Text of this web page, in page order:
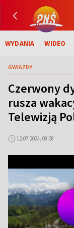
WYDANIA WIDEO
GWIAZDY
Czerwony
rusza
Telewizją
12.07.2024, 08:08